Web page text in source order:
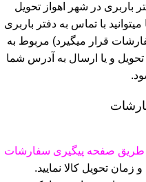
باربری در شهر اهواز تحویل
با تماس به دفتر باربری
قرار میگیرد) مربوط به
و یا ارسال به آدرس شما
طریق صفحه پیگیری سفارشات
تحویل کالا نمایید.